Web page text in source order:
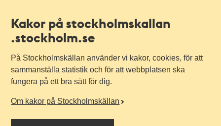
Kakor på stockholmskallan
.stockholm.se
På Stockholmskällan använder vi kakor, cookies, för att
sammanställa statistik och för att webbplatsen ska
fungera på ett bra sätt för dig.
Om kakor på Stockholmskällan